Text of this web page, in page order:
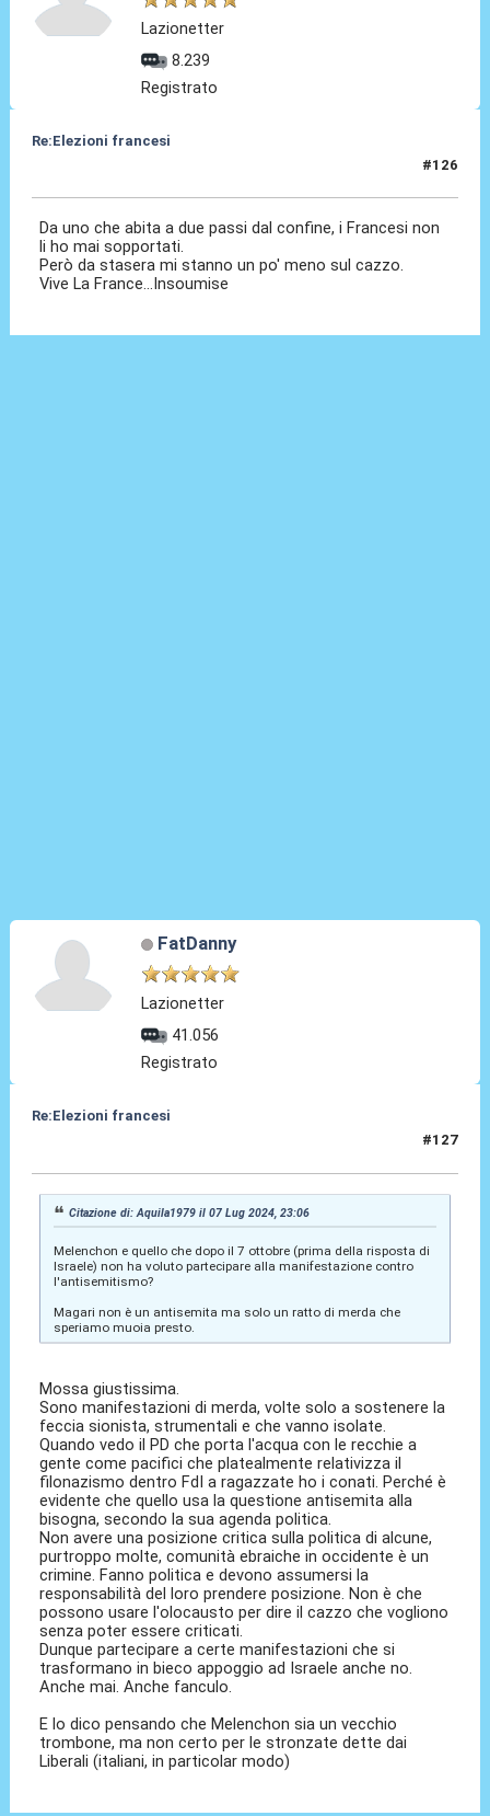
Lazionetter
8.239
Registrato
Re:Elezioni francesi
#126
Da uno che abita a due passi dal confine, i Francesi non
li ho mai sopportati.
Però da stasera mi stanno un po' meno sul cazzo.
Vive La France...Insoumise
FatDanny
Lazionetter
41.056
Registrato
Re:Elezioni francesi
#127
Citazione di: Aquila1979 il 07 Lug 2024, 23:06
Melenchon e quello che dopo il 7 ottobre (prima della risposta di
Israele) non ha voluto partecipare alla manifestazione contro
l'antisemitismo?
Magari non è un antisemita ma solo un ratto di merda che
speriamo muoia presto.
Mossa giustissima.
Sono manifestazioni di merda, volte solo a sostenere la
feccia sionista, strumentali e che vanno isolate.
Quando vedo il PD che porta l'acqua con le recchie a
gente come pacifici che platealmente relativizza il
filonazismo dentro FdI a ragazzate ho i conati. Perché è
evidente che quello usa la questione antisemita alla
bisogna, secondo la sua agenda politica.
Non avere una posizione critica sulla politica di alcune,
purtroppo molte, comunità ebraiche in occidente è un
crimine. Fanno politica e devono assumersi la
responsabilità del loro prendere posizione. Non è che
possono usare l'olocausto per dire il cazzo che vogliono
senza poter essere criticati.
Dunque partecipare a certe manifestazioni che si
trasformano in bieco appoggio ad Israele anche no.
Anche mai. Anche fanculo.
E lo dico pensando che Melenchon sia un vecchio
trombone, ma non certo per le stronzate dette dai
Liberali (italiani, in particolar modo)